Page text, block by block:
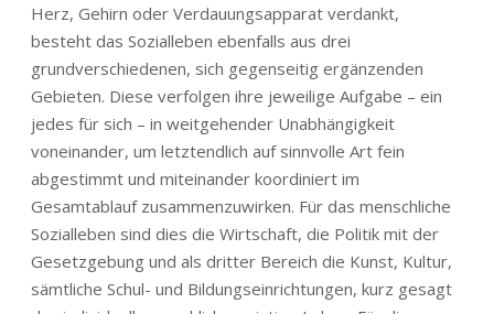
Herz, Gehirn oder Verdauungsapparat verdankt,
besteht das Sozialleben ebenfalls aus drei
grundverschiedenen, sich gegenseitig ergänzenden
Gebieten. Diese verfolgen ihre jeweilige Aufgabe – ein
jedes für sich – in weitgehender Unabhängigkeit
voneinander, um letztendlich auf sinnvolle Art fein
abgestimmt und miteinander koordiniert im
Gesamtablauf zusammenzuwirken. Für das menschliche
Sozialleben sind dies die Wirtschaft, die Politik mit der
Gesetzgebung und als dritter Bereich die Kunst, Kultur,
sämtliche Schul- und Bildungseinrichtungen, kurz gesagt